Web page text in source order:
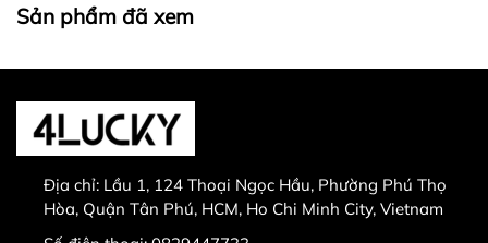
Giao nhầm hàng, nhầm sản phẩm
Hư hỏng trong quá trình vận chuyển
Sản phẩm đã xem
Địa chỉ: Lầu 1, 124 Thoại Ngọc Hầu, Phường Phú Thọ
Hòa, Quận Tân Phú, HCM, Ho Chi Minh City, Vietnam